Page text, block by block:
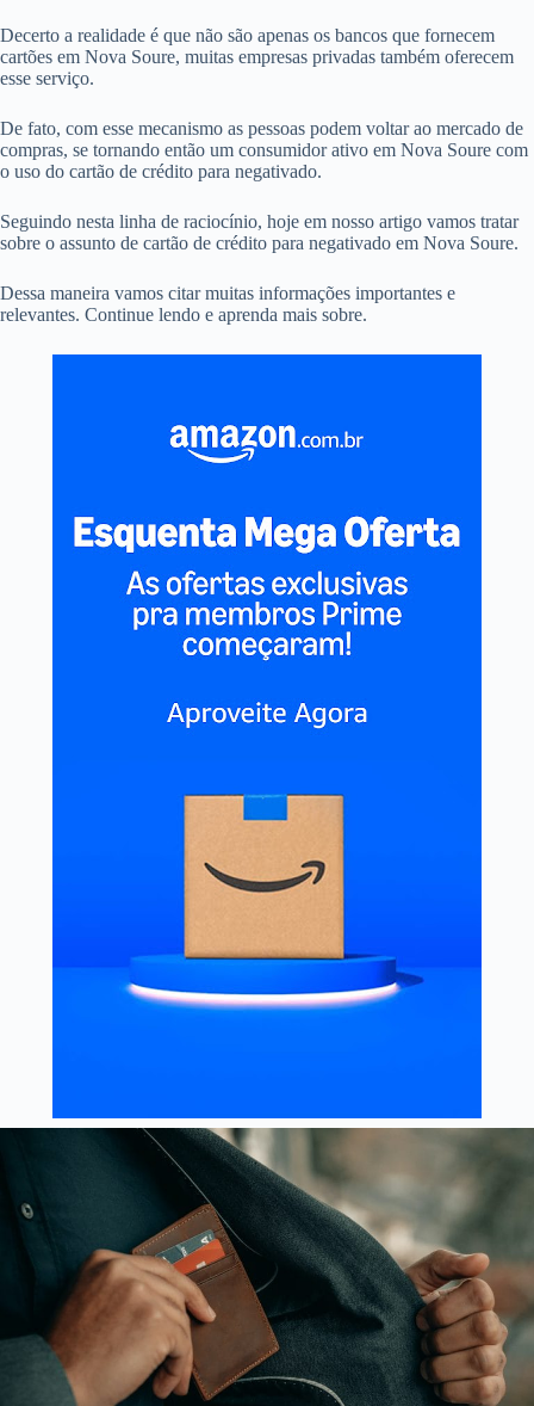
Decerto a realidade é que não são apenas os bancos que fornecem
cartões em Nova Soure, muitas empresas privadas também oferecem
esse serviço.
De fato, com esse mecanismo as pessoas podem voltar ao mercado de
compras, se tornando então um consumidor ativo em Nova Soure com
o uso do cartão de crédito para negativado.
Seguindo nesta linha de raciocínio, hoje em nosso artigo vamos tratar
sobre o assunto de cartão de crédito para negativado em Nova Soure.
Dessa maneira vamos citar muitas informações importantes e
relevantes. Continue lendo e aprenda mais sobre.